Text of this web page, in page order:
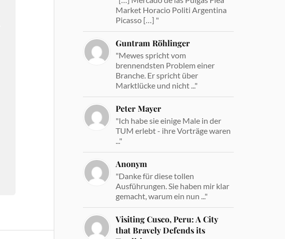
Market Horacio Politi Argentina
Picasso […] "
Guntram Röhlinger
"Mewes spricht vom
brennendsten Problem einer
Branche. Er spricht über
Marktlücke und nicht ..."
Peter Mayer
"Ich habe sie einige Male in der
TUM erlebt - ihre Vorträge waren
..."
Anonym
"Danke für diese tollen
Ausführungen. Sie haben mir klar
gemacht, warum ein nun ..."
Visiting Cusco, Peru: A City
that Bravely Defends its